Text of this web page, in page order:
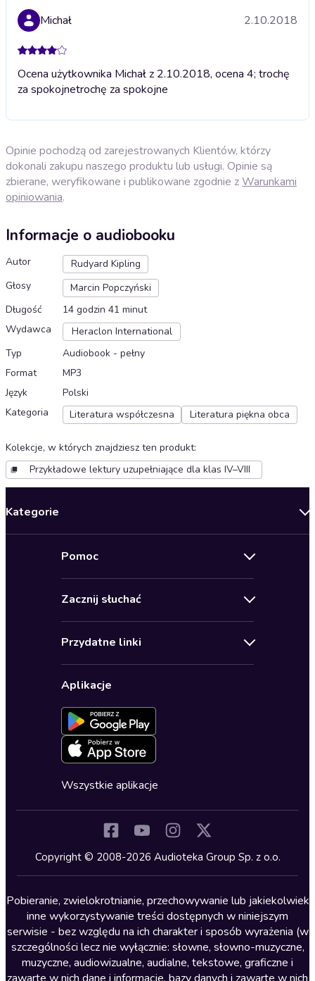
Michał 2.10.2018
Ocena użytkownika Michał z 2.10.2018, ocena 4; trochę
za spokojnetrochę za spokojne
Opinie pochodzą od zarejestrowanych Klientów, którzy
dokonali zakupu naszego produktu lub usługi. Opinie są
zbierane, weryfikowane i publikowane zgodnie zWarunkami
opiniowania.
Informacje o audiobooku
Autor
Rudyard Kipling
Głosy
Marcin Popczyński
Długość
14 godzin 41 minut
Wydawca
Heraclon International
Typ
Audiobook - pełny
Format
MP3
Język
Polski
Kategoria
Literatura współczesna Literatura piękna obca
Kolekcje, w których znajdziesz ten produkt:
Przykładowe lektury uzupełniające dla klas IV–VIII
Kategorie
Biznes, marketing, ekonomia
Dla młodzieży
Kryminały
Lektury szkolne
Literatura anglojęzyczna
Literatura faktu
Literatura obyczajowa
Literatura piękna obca
Pomoc
Pomoc
Ustawienia prywatności
Formularz zgłaszania nielegalnych treści
Deklaracja dostępności
Zacznij słuchać
Karnety
Oferta dla firm i bibliotek
Przydatne linki
Dołącz do newslettera
Blog
Zapowiedzi
Cykle audiobooków
Aplikacje
Wszystkie aplikacje
Copyright © 2008-2026 Audioteka Group Sp. z o.o.
Pobieranie, zwielokrotnianie, przechowywanie lub jakiekolwiek
inne wykorzystywanie treści dostępnych w niniejszym
serwisie - bez względu na ich charakter i sposób wyrażenia (w
szczególności lecz nie wyłącznie: słowne, słowno-muzyczne,
muzyczne, audiowizualne, audialne, tekstowe, graficzne i